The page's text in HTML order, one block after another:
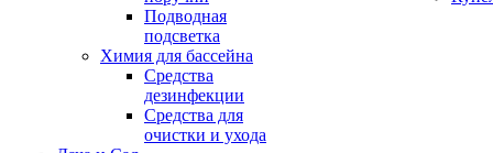
Подводная
подсветка
Химия для бассейна
Средства
дезинфекции
Средства для
очистки и ухода